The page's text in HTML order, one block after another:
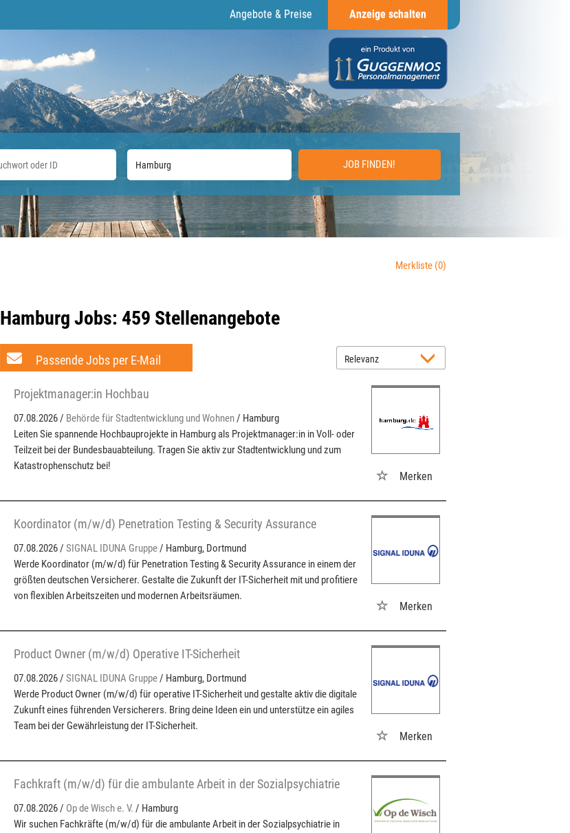
Angebote & Preise Anzeige schalten
JOB FINDEN!
Merkliste (0)
Hamburg Jobs: 459 Stellenangebote
Passende Jobs per E-Mail
Projektmanager:in Hochbau
07.08.2026 / Behörde für Stadtentwicklung und Wohnen/ Hamburg
Leiten Sie spannende Hochbauprojekte in Hamburg als Projektmanager:in in Voll- oder
Teilzeit bei der Bundesbauabteilung. Tragen Sie aktiv zur Stadtentwicklung und zum
Katastrophenschutz bei!
Merken
Koordinator (m/w/d) Penetration Testing & Security Assurance
07.08.2026 / SIGNAL IDUNA Gruppe/ Hamburg, Dortmund
Werde Koordinator (m/w/d) für Penetration Testing & Security Assurance in einem der
größten deutschen Versicherer. Gestalte die Zukunft der IT-Sicherheit mit und profitiere
von flexiblen Arbeitszeiten und modernen Arbeitsräumen.
Merken
Product Owner (m/w/d) Operative IT-Sicherheit
07.08.2026 / SIGNAL IDUNA Gruppe/ Hamburg, Dortmund
Werde Product Owner (m/w/d) für operative IT-Sicherheit und gestalte aktiv die digitale
Zukunft eines führenden Versicherers. Bring deine Ideen ein und unterstütze ein agiles
Team bei der Gewährleistung der IT-Sicherheit.
Merken
Fachkraft (m/w/d) für die ambulante Arbeit in der Sozialpsychiatrie
07.08.2026 / Op de Wisch e. V. / Hamburg
Wir suchen Fachkräfte (m/w/d) für die ambulante Arbeit in der Sozialpsychiatrie in